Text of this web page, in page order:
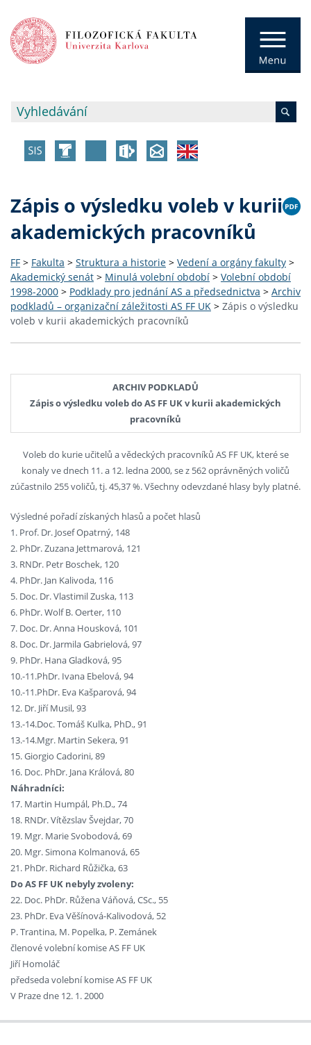
Zápis o výsledku voleb v kurii
akademických pracovníků
FF > Fakulta > Struktura a historie > Vedení a orgány fakulty >
Akademický senát > Minulá volební období > Volební období
1998-2000 > Podklady pro jednání AS a předsednictva > Archiv
podkladů – organizační záležitosti AS FF UK > Zápis o výsledku
voleb v kurii akademických pracovníků
ARCHIV PODKLADŮ
Zápis o výsledku voleb do AS FF UK v kurii akademických
pracovníků
Voleb do kurie učitelů a vědeckých pracovníků AS FF UK, které se
konaly ve dnech 11. a 12. ledna 2000, se z 562 oprávněných voličů
zúčastnilo 255 voličů, tj. 45,37 %. Všechny odevzdané hlasy byly platné.
Výsledné pořadí získaných hlasů a počet hlasů
1. Prof. Dr. Josef Opatrný, 148
2. PhDr. Zuzana Jettmarová, 121
3. RNDr. Petr Boschek, 120
4. PhDr. Jan Kalivoda, 116
5. Doc. Dr. Vlastimil Zuska, 113
6. PhDr. Wolf B. Oerter, 110
7. Doc. Dr. Anna Housková, 101
8. Doc. Dr. Jarmila Gabrielová, 97
9. PhDr. Hana Gladková, 95
10.-11.PhDr. Ivana Ebelová, 94
10.-11.PhDr. Eva Kašparová, 94
12. Dr. Jiří Musil, 93
13.-14.Doc. Tomáš Kulka, PhD., 91
13.-14.Mgr. Martin Sekera, 91
15. Giorgio Cadorini, 89
16. Doc. PhDr. Jana Králová, 80
Náhradníci:
17. Martin Humpál, Ph.D., 74
18. RNDr. Vítězslav Švejdar, 70
19. Mgr. Marie Svobodová, 69
20. Mgr. Simona Kolmanová, 65
21. PhDr. Richard Růžička, 63
Do AS FF UK nebyly zvoleny:
22. Doc. PhDr. Růžena Váňová, CSc., 55
23. PhDr. Eva Věšínová-Kalivodová, 52
P. Trantina, M. Popelka, P. Zemánek
členové volební komise AS FF UK
Jiří Homoláč
předseda volební komise AS FF UK
V Praze dne 12. 1. 2000